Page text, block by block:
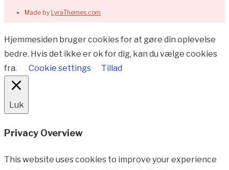
Made by LyraThemes.com
Hjemmesiden bruger cookies for at gøre din oplevelse
bedre. Hvis det ikke er ok for dig, kan du vælge cookies
fra.
Cookie settings Tillad
Luk
Privacy Overview
This website uses cookies to improve your experience